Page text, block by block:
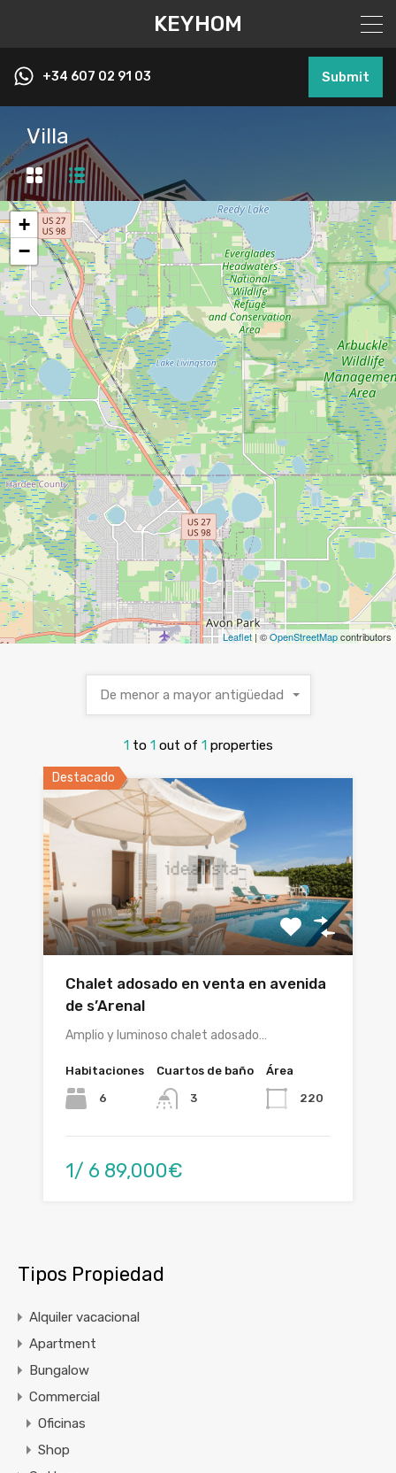
KEYHOM
+34 607 02 91 03 Submit
Villa
+
−
Leaflet| ©OpenStreetMapcontributors
1to 1out of 1properties
De menor a mayor antigüedad
Destacado
Chalet adosado en venta en avenida
de s’Arenal
Amplio y luminoso chalet adosado…
Habitaciones
6
Cuartos de baño
3
Área
220
1/ 6 89,000€
Tipos Propiedad
Alquiler vacacional
Apartment
Bungalow
Commercial
Oficinas
Shop